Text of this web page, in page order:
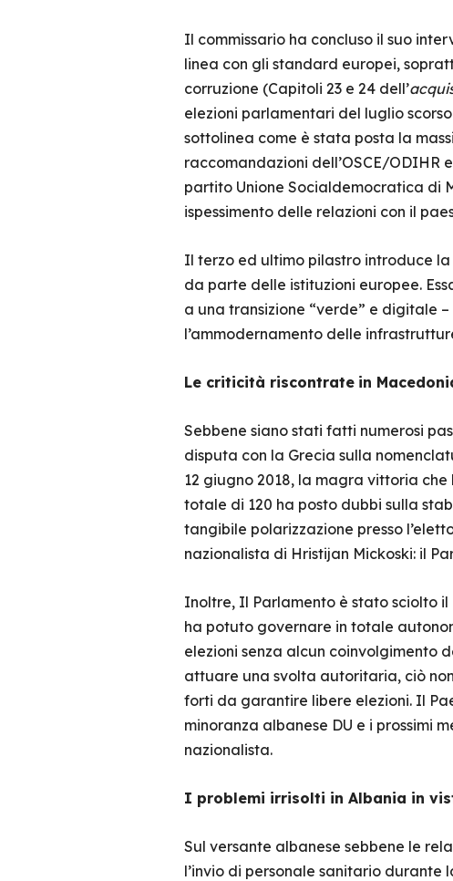
Il commissario ha concluso il suo
linea con gli standard europei,
corruzione (Capitoli 23 e 24 dell’
elezioni parlamentari del luglio
sottolinea come è stata posta la
raccomandazioni dell’OSCE/ODIHR
partito Unione Socialdemocratica di
ispessimento delle relazioni con il
Il terzo ed ultimo pilastro introduce la
da parte delle istituzioni europee.
a una transizione “verde” e digitale
l’ammodernamento delle
Le criticità riscontrate in
Sebbene siano stati fatti numerosi
disputa con la Grecia sulla
12 giugno 2018, la magra vittoria
totale di 120 ha posto dubbi sulla
tangibile polarizzazione presso
nazionalista di Hristijan Mickoski: il
Inoltre, Il Parlamento è stato sciolto
ha potuto governare in totale
elezioni senza alcun coinvolgimento
attuare una svolta autoritaria, ciò
forti da garantire libere elezioni. Il
minoranza albanese DU e i prossimi
nazionalista.
I problemi irrisolti in Albania in
Sul versante albanese sebbene le
l’invio di personale sanitario